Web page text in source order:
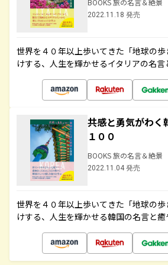
BOOKS 旅の名言＆絶景
2022.11.18 発売
世界を４０年以上歩いてきた「地球の
けする、人生を輝かせるイタリアの名
共感と勇気がわく
１００
BOOKS 旅の名言＆絶景
2022.11.04 発売
世界を４０年以上歩いてきた「地球の
けする、人生を輝かせる韓国の名言と